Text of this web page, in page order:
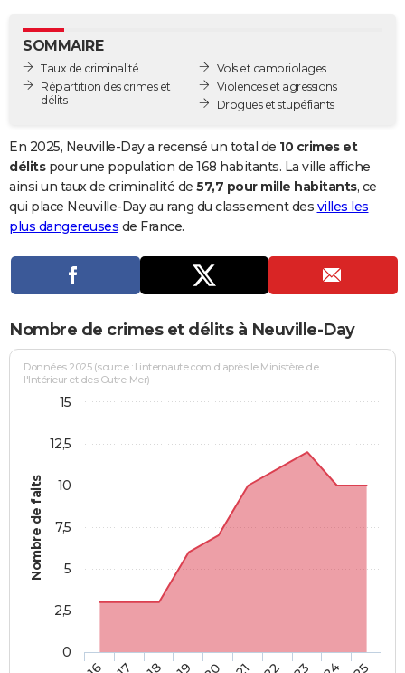
GUIDES D'ACHAT
BONS PLANS
Carte de Noël
Carte Bonne année
Carte Saint-Valentin
Carte Pâques
Carte d'anniversaire
DICTIONNAIRE
Dictionnaire
Biographies
Citations
Expressions
Proverbes
PROGRAMME TV
Se connecter
Entreprises
Service militaire
Avis de recherche
AVIS DE DÉCÈS
Bricolage
Lifestyle
Culture
Sport
Auto
Television
Voyage
Cinema
SOMMAIRE
Taux de criminalité
Répartition des crimes et
délits
Vols et cambriolages
Violences et agressions
Drogues et stupéfiants
En 2025, Neuville-Day a recensé un total de 10 crimes et
délitspour une population de 168 habitants. La ville affiche
ainsi un taux de criminalité de 57,7 pour mille habitants, ce
qui place Neuville-Day au rang du classement des villes les
plus dangereuses de France.
Nombre de crimes et délits à Neuville-Day
Nombre de faits
Données 2025 (source : Linternaute.com d'après le Ministère de
l'Intérieur et des Outre-Mer)
0
2,5
5
7,5
10
12,5
15